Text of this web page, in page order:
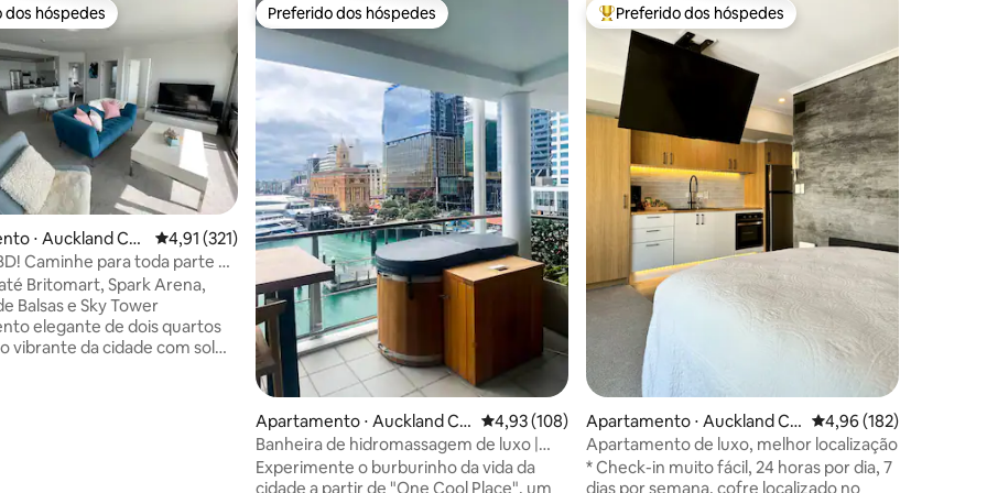
de 5, 226 avaliações
dos hóspedes
dos hóspedes
⋅ Auckland Ce
District
4,91 de uma avaliação média de 5, 321 avaliações
4,91 (321)
Caminhe para toda parte +
gratuito.
Britomart, Spark Arena,
Balsas e Sky Tower
elegante de dois quartos
vibrante da cidade com sol
Preferido dos hóspedes
Preferido dos hóspedes
Apartamento ⋅ Auckland Ce
ntral Business District
4,93 de uma avaliação média de 5, 108 avaliações
4,93 (108)
Banheira de hidromassagem de luxo |
Estacionamento | Deck com vistas
deslumbrantes
Experimente o burburinho da vida da
cidade a partir de "One Cool Place", um
Entre os melhores preferidos dos hóspedes
Preferido dos hóspedes
Apartamento ⋅ Auckland Ce
ntral Business District
4,96 de uma avaliação
4,96 (182)
Apartamento de luxo, melhor localização
* Check-in muito fácil, 24 horas por dia, 7
dias por semana, cofre localizado no